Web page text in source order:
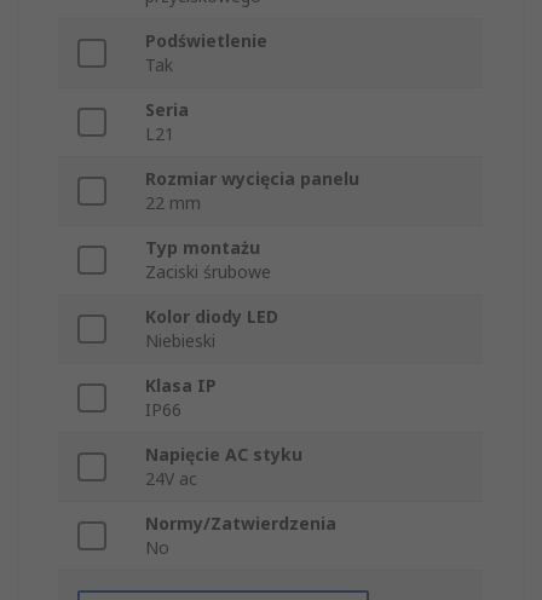
Podświetlenie
Tak
Seria
L21
Rozmiar wycięcia panelu
22 mm
Typ montażu
Zaciski śrubowe
Kolor diody LED
Niebieski
Klasa IP
IP66
Napięcie AC styku
24V ac
Normy/Zatwierdzenia
No